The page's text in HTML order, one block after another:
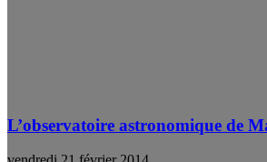
L’observatoire astronomique de